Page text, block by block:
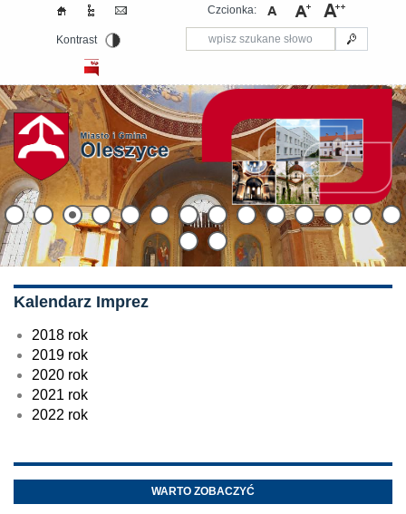
Czcionka:
Kontrast
Kalendarz Imprez
2018 rok
2019 rok
2020 rok
2021 rok
2022 rok
WARTO ZOBACZYĆ